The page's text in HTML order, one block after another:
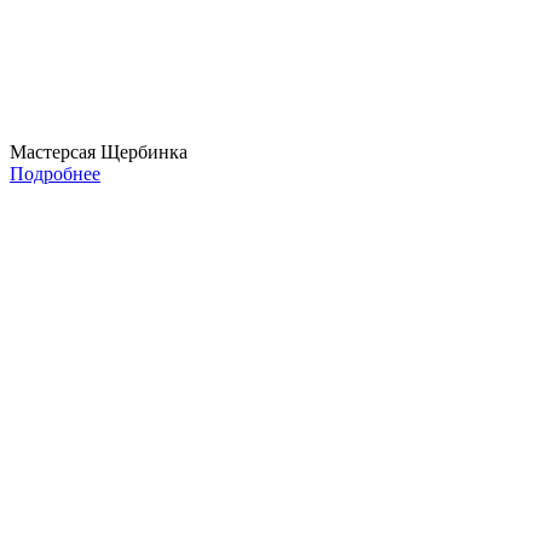
Мастерсая Щербинка
Подробнее